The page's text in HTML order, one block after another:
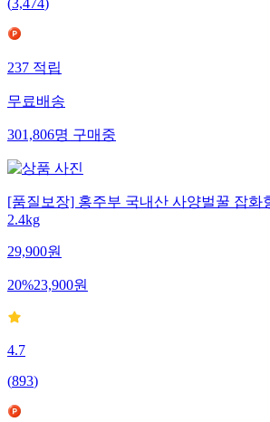
(3,474)
237적립
무료배송
301,806명구매중
[품질보장] 홍주부 국내산 사양벌꿀 잡화
2.4kg
29,900원
20%23,900원
4.7
(893)